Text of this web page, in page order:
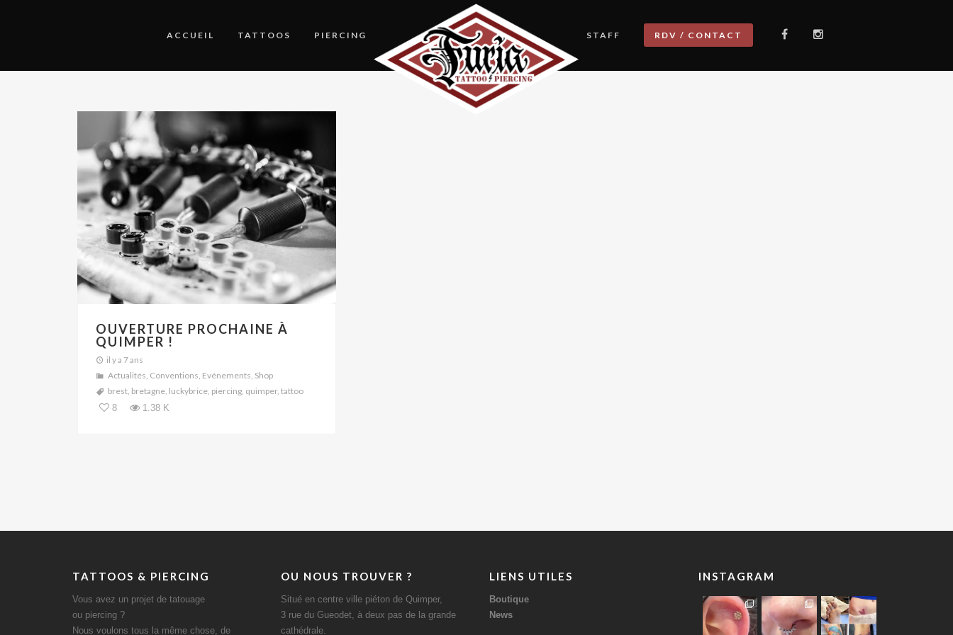
ACCUEIL TATTOOS PIERCING STAFF RDV / CONTACT
OUVERTURE PROCHAINE À
QUIMPER !
il y a 7 ans
Actualités Conventions Evénements Shop
brest, bretagne, luckybrice, piercing, quimper, tattoo
8
1.38 K
TATTOOS & PIERCING
Vous avez un projet de tatouage
ou piercing ?
Nous voulons tous la même chose, de
OU NOUS TROUVER ?
Situé en centre ville piéton de Quimper,
3 rue du Gueodet, à deux pas de la grande
cathédrale.
LIENS UTILES
Boutique
News
INSTAGRAM